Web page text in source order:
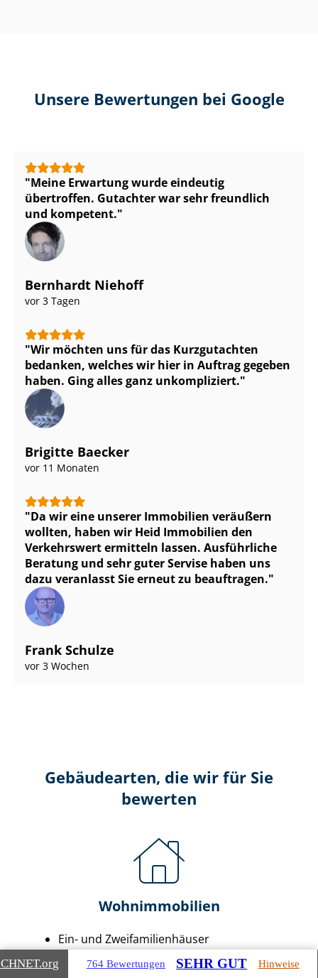
Unsere Bewertungen bei Google
Meine Erwartung wurde eindeutig
übertroffen. Gutachter war sehr freundlich
und kompetent.
Bernhardt Niehoff
vor 3 Tagen
Wir möchten uns für das Kurzgutachten
bedanken, welches wir hier in Auftrag gegeben
haben. Ging alles ganz unkompliziert.
Brigitte Baecker
vor 11 Monaten
Da wir eine unserer Immobilien veräußern
wollten, haben wir Heid Immobilien den
Verkehrswert ermitteln lassen. Ausführliche
Beratung und sehr guter Servise haben uns
dazu veranlasst Sie erneut zu beauftragen.
Frank Schulze
vor 3 Wochen
Gebäudearten, die wir für Sie
bewerten
Wohnimmobilien
Ein- und Zwei­fa­mi­li­en­häu­ser
Doppel- & Reihenhäuser
Ei­gen­tums­woh­nun­gen
.org 764 Bewertungen SEHR GUT Hinweise